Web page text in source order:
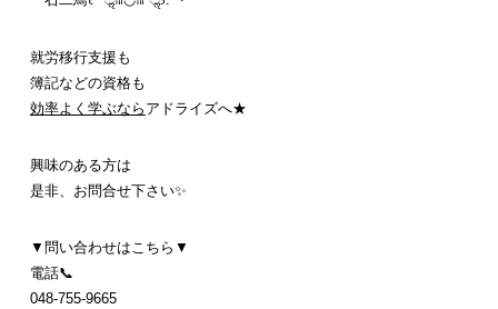
就労移行支援も
簿記などの資格も
効率よく学ぶなら アドライズへ★
興味のある方は
是非、お問合せ下さい✨
▼問い合わせはこちら▼
電話📞
048-755-9665